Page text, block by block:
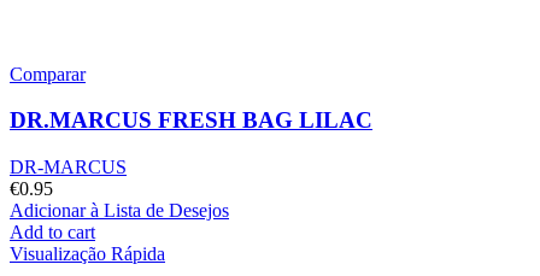
Comparar
DR.MARCUS FRESH BAG LILAC
DR-MARCUS
€0.95
Adicionar à Lista de Desejos
Add to cart
Visualização Rápida